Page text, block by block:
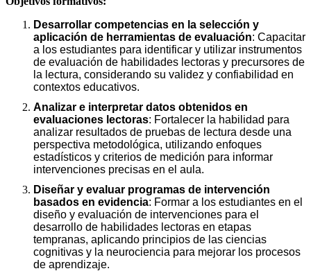
Desarrollar competencias en la selección y
aplicación de herramientas de evaluación: Capacitar
a los estudiantes para identificar y utilizar instrumentos
de evaluación de habilidades lectoras y precursores de
la lectura, considerando su validez y confiabilidad en
contextos educativos.
Analizar e interpretar datos obtenidos en
evaluaciones lectoras: Fortalecer la habilidad para
analizar resultados de pruebas de lectura desde una
perspectiva metodológica, utilizando enfoques
estadísticos y criterios de medición para informar
intervenciones precisas en el aula.
Diseñar y evaluar programas de intervención
basados en evidencia: Formar a los estudiantes en el
diseño y evaluación de intervenciones para el
desarrollo de habilidades lectoras en etapas
tempranas, aplicando principios de las ciencias
cognitivas y la neurociencia para mejorar los procesos
de aprendizaje.